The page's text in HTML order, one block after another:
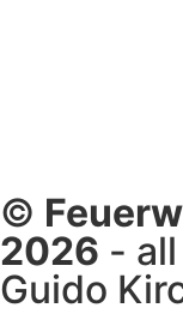
©
2026 -
Guido